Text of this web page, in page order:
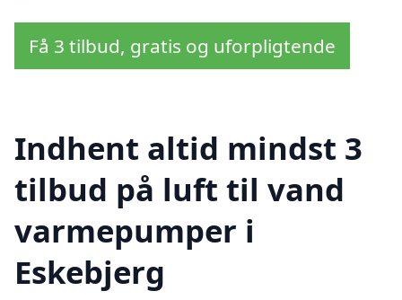
Få 3 tilbud, gratis og uforpligtende
Indhent altid mindst 3
tilbud på luft til vand
varmepumper i
Eskebjerg